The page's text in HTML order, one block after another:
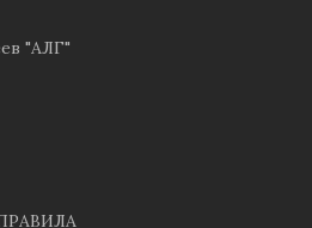
"АЛГ"